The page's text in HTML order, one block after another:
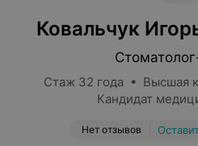
Ковальчук
Стаж 32 года • Высшая
Кандидат
Нет отзывов